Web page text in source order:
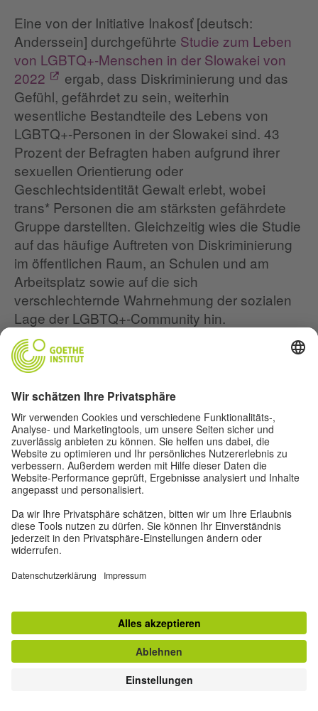
Eine von der Initiative Inakosť [deutsch:
Anderssein] durchgeführte Studie zum Leben
von LGBTQ+-Menschen in der Slowakei von
2022
ergab, dass Diskriminierung und das
Gefühl, gefährdet zu sein, weiterhin
wesentliche Bestandteile des Lebens von
LGBTQ+-Personen in der Slowakei sind. 43
Prozent der Befragten haben aufgrund ihrer
sexuellen Orientierung oder
Geschlechtsidentität Gewalt erlebt, wobei
trans* Personen die am stärksten gefährdete
Gruppe darstellten. Gleichzeitig wies die Studie
auf das häufige Auftreten von Diskriminierung
im öffentlichen Raum, an Schulen und am
Arbeitsplatz sowie auf die sich
verschlechternde Wahrnehmung der sozialen
Lage der LGBTQ+-Community hin.
Während ihrer Transition stieß Ana auf den
Mangel an Informationen zur
Hormonersatztherapie (HRT) und zur
psychischen Gesundheit – was auch in der
Studie als Problem benannt wurde. Anas
Informationsquellen waren vor allem Online-
Communities und slowakische LGBTQ+-
Plattformen. Fachleute auf diesem Gebiet fand
und frustrierend: „In einer Klinik sagte man mir,
man habe keinen Platz für mich und ich solle
alle drei Monate anrufen. Es wurde immer
wieder verschoben, und die Hoffnungslosigkeit
verbittert an die Auswirkungen, die das Fehlen
von Hilfe und Gemeinschaft auf ihre
psychische Gesundheit hatte.
Untersuchungen
zeigen, dass bei LGBTQ+-
Personen eine hohe Prävalenz von